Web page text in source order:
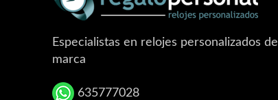
Especialistas en relojes personalizados de
marca
635777028